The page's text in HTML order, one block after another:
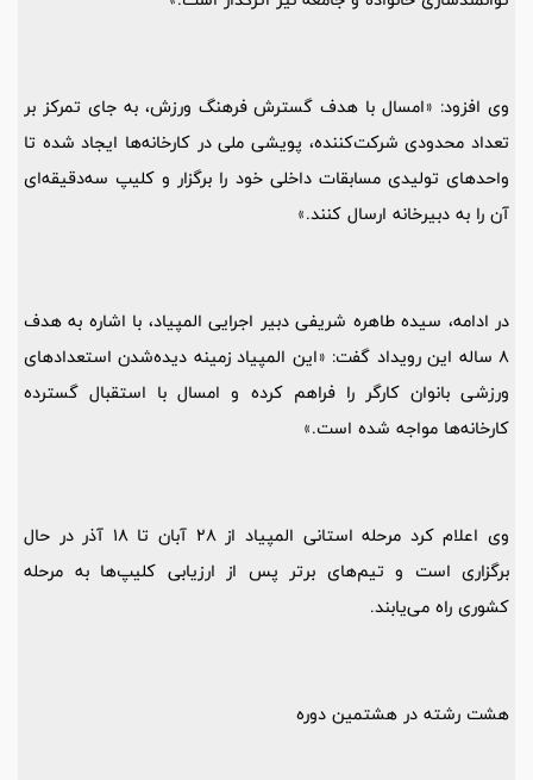
وی افزود: «امسال با هدف گسترش فرهنگ ورزش، به جای تمرکز بر
تعداد محدودی شرکت‌کننده، پویشی ملی در کارخانه‌ها ایجاد شده تا
واحدهای تولیدی مسابقات داخلی خود را برگزار و کلیپ سه‌دقیقه‌ای
آن را به دبیرخانه ارسال کنند.»
در ادامه، سیده طاهره شریفی دبیر اجرایی المپیاد، با اشاره به هدف
8 ساله این رویداد گفت: «این المپیاد زمینه دیده‌شدن استعدادهای
ورزشی بانوان کارگر را فراهم کرده و امسال با استقبال گسترده
کارخانه‌ها مواجه شده است.»
وی اعلام کرد مرحله استانی المپیاد از 28 آبان تا 18 آذر در حال
برگزاری است و تیم‌های برتر پس از ارزیابی کلیپ‌ها به مرحله
کشوری راه می‌یابند.
هشت رشته در هشتمین دوره